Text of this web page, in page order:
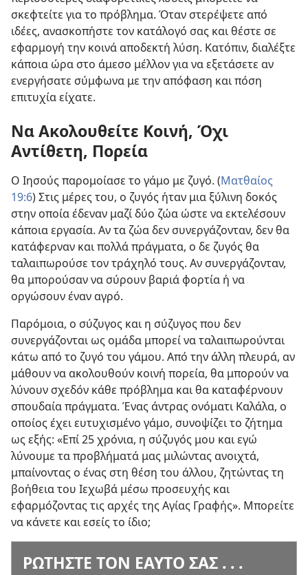
σκεφτείτε για το πρόβλημα. Όταν στερέψετε από
ιδέες, ανασκοπήστε τον κατάλογό σας και θέστε σε
εφαρμογή την κοινά αποδεκτή λύση. Κατόπιν, διαλέξτε
κάποια ώρα στο άμεσο μέλλον για να εξετάσετε αν
ενεργήσατε σύμφωνα με την απόφαση και πόση
επιτυχία είχατε.
Να Ακολουθείτε Κοινή, Όχι
Αντίθετη, Πορεία
Ο Ιησούς παρομοίασε το γάμο με ζυγό. (Ματθαίος
19:6) Στις μέρες του, ο ζυγός ήταν μια ξύλινη δοκός
στην οποία έδεναν μαζί δύο ζώα ώστε να εκτελέσουν
κάποια εργασία. Αν τα ζώα δεν συνεργάζονταν, δεν θα
κατάφερναν και πολλά πράγματα, ο δε ζυγός θα
ταλαιπωρούσε τον τράχηλό τους. Αν συνεργάζονταν,
θα μπορούσαν να σύρουν βαριά φορτία ή να
οργώσουν έναν αγρό.
Παρόμοια, ο σύζυγος και η σύζυγος που δεν
συνεργάζονται ως ομάδα μπορεί να ταλαιπωρούνται
κάτω από το ζυγό του γάμου. Από την άλλη πλευρά, αν
μάθουν να ακολουθούν κοινή πορεία, θα μπορούν να
λύνουν σχεδόν κάθε πρόβλημα και θα καταφέρνουν
σπουδαία πράγματα. Ένας άντρας ονόματι Καλάλα, ο
οποίος έχει ευτυχισμένο γάμο, συνοψίζει το ζήτημα
ως εξής: «Επί 25 χρόνια, η σύζυγός μου και εγώ
λύνουμε τα προβλήματά μας μιλώντας ανοιχτά,
μπαίνοντας ο ένας στη θέση του άλλου, ζητώντας τη
βοήθεια του Ιεχωβά μέσω προσευχής και
εφαρμόζοντας τις αρχές της Αγίας Γραφής». Μπορείτε
να κάνετε και εσείς το ίδιο;
ΡΩΤΗΣΤΕ ΤΟΝ ΕΑΥΤΟ ΣΑΣ . . .